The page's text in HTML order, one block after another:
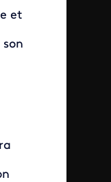
et